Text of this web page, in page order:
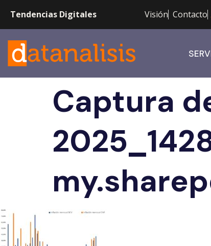
Tendencias Digitales Visión Contacto
Captura